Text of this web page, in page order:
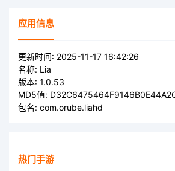
应用信息
更新时间: 2025-11-17 16:42:26
名称: Lia
版本: 1.0.53
MD5值:
包名: com.orube.liahd
热门手游